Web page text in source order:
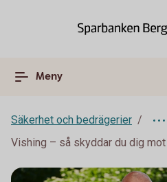
Meny
Säkerhet och bedrägerier
Vishing – så skyddar du dig